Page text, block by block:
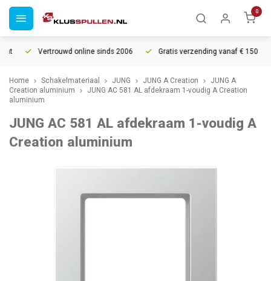
0
Vertrouwd online sinds 2006 Gratis verzending vanaf € 150
Home Schakelmateriaal JUNG JUNG A Creation
JUNG A
Creation aluminium
JUNG AC 581 AL afdekraam 1-voudig A Creation
aluminium
JUNG AC 581 AL afdekraam 1-voudig A
Creation aluminium